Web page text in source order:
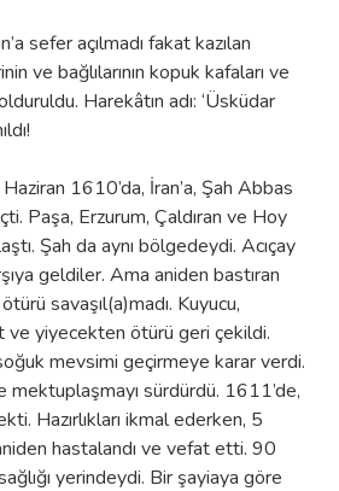
sefer açılmadı fakat kazılan
ve bağlılarının kopuk kafaları ve
Harekâtın adı: ‘Üsküdar
1610’da, İran’a, Şah Abbas
Paşa, Erzurum, Çaldıran ve Hoy
Şah da aynı bölgedeydi. Acıçay
geldiler. Ama aniden bastıran
savaşıl(a)madı. Kuyucu,
ve yiyecekten ötürü geri çekildi.
mevsimi geçirmeye karar verdi.
mektuplaşmayı sürdürdü. 1611’de,
Hazırlıkları ikmal ederken, 5
hastalandı ve vefat etti. 90
sağlığı yerindeydi. Bir şayiaya göre